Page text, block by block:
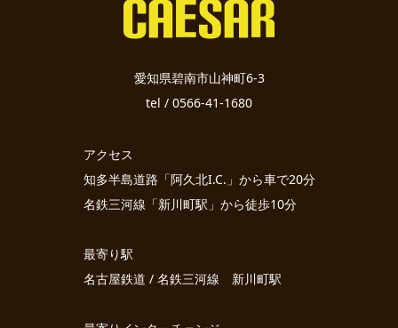
愛知県碧南市山神町6-3
tel / 0566-41-1680
アクセス
知多半島道路「阿久北I.C.」から車で20分
名鉄三河線「新川町駅」から徒歩10分
最寄り駅
名古屋鉄道 / 名鉄三河線 新川町駅